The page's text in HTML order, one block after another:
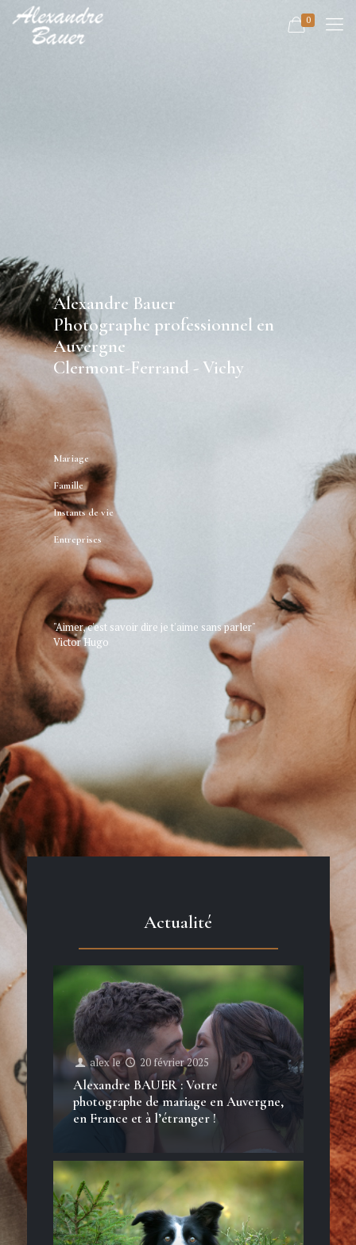
0
Alexandre Bauer
Photographe professionnel en
Auvergne
Clermont-Ferrand - Vichy
Mariage
Famille
Instants de vie
Entreprises
"Aimer, c'est savoir dire je t'aime sans parler"
Victor Hugo
Actualité
alexle 20 février 2025
Alexandre BAUER : Votre
photographe de mariage en Auvergne,
en France et à l’étranger !